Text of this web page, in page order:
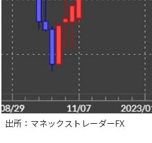
出所：マネックストレーダーFX